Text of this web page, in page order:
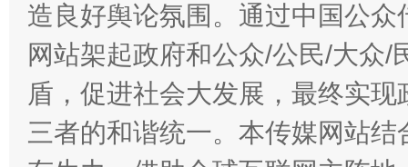
造良好舆论氛围。通过中国公
网站架起政府和公众/公民/大众
盾，促进社会大发展，最终实
三者的和谐统一。本传媒网站